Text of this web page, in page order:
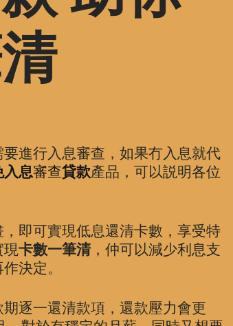
進行入息審查，如果冇入息就代
入息審查貸款產品，可以説明各位
即可實現低息還清卡數，享受特
現卡數一筆清，仲可以減少利息支
決定。
逐一還清款項，還款壓力會更